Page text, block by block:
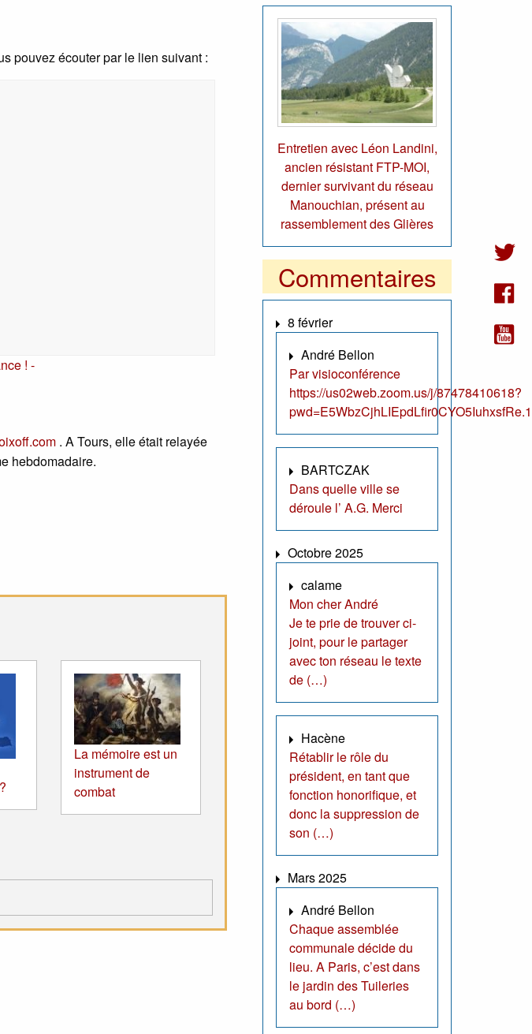
pouvez écouter par le lien suivant :
! -
. A Tours, elle était relayée
hebdomadaire.
La mémoire est un
instrument de
combat
Entretien avec Léon Landini,
ancien résistant FTP-MOI,
dernier survivant du réseau
Manouchian, présent au
rassemblement des Glières
Commentaires
8 février
André Bellon
Par visioconférence
https://us02web.zoom.us/j/87478410618?
BARTCZAK
Dans quelle ville se
déroule l’ A.G. Merci
Octobre 2025
calame
Mon cher André
Je te prie de trouver ci-
joint, pour le partager
avec ton réseau le texte
de (…)
Hacène
Rétablir le rôle du
président, en tant que
fonction honorifique, et
donc la suppression de
son (…)
Mars 2025
André Bellon
Chaque assemblée
communale décide du
lieu. A Paris, c’est dans
le jardin des Tuileries
au bord (…)